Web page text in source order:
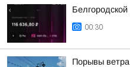
00:30
Порывы